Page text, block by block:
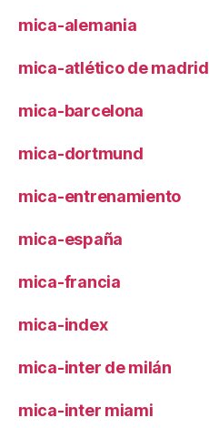
mica-alemania
mica-atlético de madrid
mica-barcelona
mica-dortmund
mica-entrenamiento
mica-españa
mica-francia
mica-index
mica-inter de milán
mica-inter miami